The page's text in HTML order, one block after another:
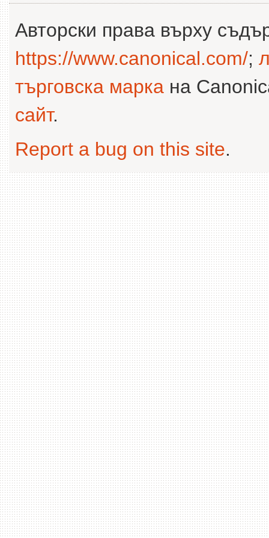
Авторски права върху
https://www.canonical.com/;
търговска марка на
сайт.
Report a bug on this site.